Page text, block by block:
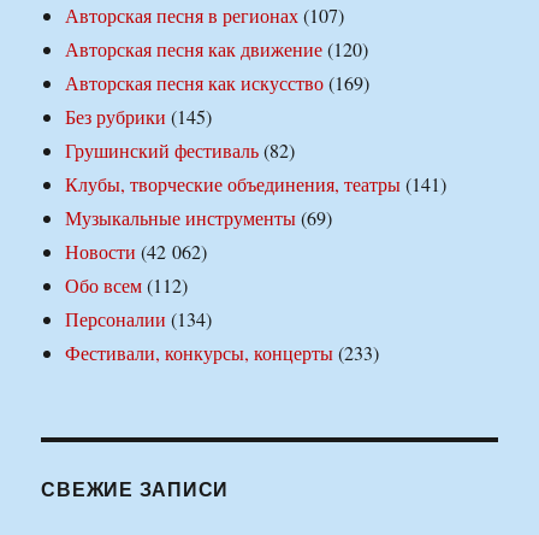
Авторская песня в регионах(107)
Авторская песня как движение(120)
Авторская песня как искусство(169)
Без рубрики (145)
Грушинский фестиваль(82)
Клубы, творческие объединения, театры(141)
Музыкальные инструменты(69)
Новости (42 062)
Обо всем(112)
Персоналии (134)
Фестивали, конкурсы, концерты(233)
СВЕЖИЕ ЗАПИСИ